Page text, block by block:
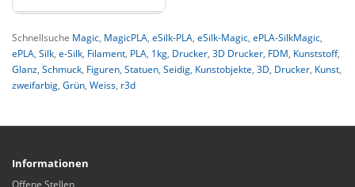
Schnellsuche Magic, MagicPLA, eSilk-PLA, eSilk-Magic, ePLA-SilkMagic,
ePLA, Silk, e-Silk, Filament, PLA, 1kg, Drucker, 3D Drucker, FDM, Kunststoff,
Glanz, Schmuck, Figuren, Statuen, Seidig, Kunstobjekte, 3D, Drucker, Kunst,
zweifarbig, Grün, Weiss, r3d
Informationen
Offene Stellen